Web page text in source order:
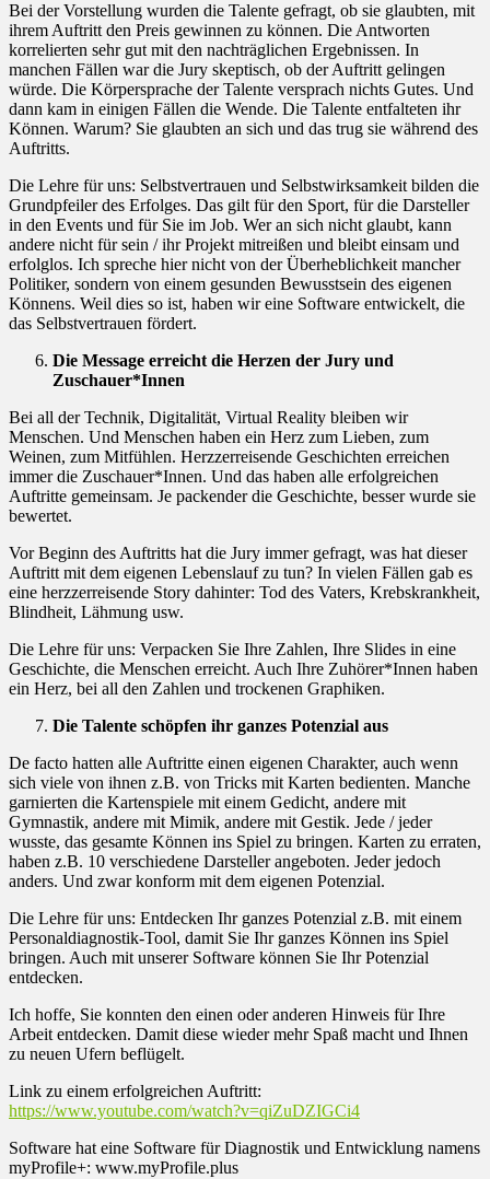
Bei der Vorstellung wurden die Talente gefragt, ob sie glaubten, mit
ihrem Auftritt den Preis gewinnen zu können. Die Antworten
korrelierten sehr gut mit den nachträglichen Ergebnissen. In
manchen Fällen war die Jury skeptisch, ob der Auftritt gelingen
würde. Die Körpersprache der Talente versprach nichts Gutes. Und
dann kam in einigen Fällen die Wende. Die Talente entfalteten ihr
Können. Warum? Sie glaubten an sich und das trug sie während des
Auftritts.
Die Lehre für uns: Selbstvertrauen und Selbstwirksamkeit bilden die
Grundpfeiler des Erfolges. Das gilt für den Sport, für die Darsteller
in den Events und für Sie im Job. Wer an sich nicht glaubt, kann
andere nicht für sein / ihr Projekt mitreißen und bleibt einsam und
erfolglos. Ich spreche hier nicht von der Überheblichkeit mancher
Politiker, sondern von einem gesunden Bewusstsein des eigenen
Könnens. Weil dies so ist, haben wir eine Software entwickelt, die
das Selbstvertrauen fördert.
Die Message erreicht die Herzen der Jury und
Zuschauer*Innen
Bei all der Technik, Digitalität, Virtual Reality bleiben wir
Menschen. Und Menschen haben ein Herz zum Lieben, zum
Weinen, zum Mitfühlen. Herzzerreisende Geschichten erreichen
immer die Zuschauer*Innen. Und das haben alle erfolgreichen
Auftritte gemeinsam. Je packender die Geschichte, besser wurde sie
bewertet.
Vor Beginn des Auftritts hat die Jury immer gefragt, was hat dieser
Auftritt mit dem eigenen Lebenslauf zu tun? In vielen Fällen gab es
eine herzzerreisende Story dahinter: Tod des Vaters, Krebskrankheit,
Blindheit, Lähmung usw.
Die Lehre für uns: Verpacken Sie Ihre Zahlen, Ihre Slides in eine
Geschichte, die Menschen erreicht. Auch Ihre Zuhörer*Innen haben
ein Herz, bei all den Zahlen und trockenen Graphiken.
Die Talente schöpfen ihr ganzes Potenzial aus
De facto hatten alle Auftritte einen eigenen Charakter, auch wenn
sich viele von ihnen z.B. von Tricks mit Karten bedienten. Manche
garnierten die Kartenspiele mit einem Gedicht, andere mit
Gymnastik, andere mit Mimik, andere mit Gestik. Jede / jeder
wusste, das gesamte Können ins Spiel zu bringen. Karten zu erraten,
haben z.B. 10 verschiedene Darsteller angeboten. Jeder jedoch
anders. Und zwar konform mit dem eigenen Potenzial.
Die Lehre für uns: Entdecken Ihr ganzes Potenzial z.B. mit einem
Personaldiagnostik-Tool, damit Sie Ihr ganzes Können ins Spiel
bringen. Auch mit unserer Software können Sie Ihr Potenzial
entdecken.
Ich hoffe, Sie konnten den einen oder anderen Hinweis für Ihre
Arbeit entdecken. Damit diese wieder mehr Spaß macht und Ihnen
zu neuen Ufern beflügelt.
Link zu einem erfolgreichen Auftritt:
https://www.youtube.com/watch?v=qiZuDZIGCi4
Software hat eine Software für Diagnostik und Entwicklung namens
myProfile+: www.myProfile.plus